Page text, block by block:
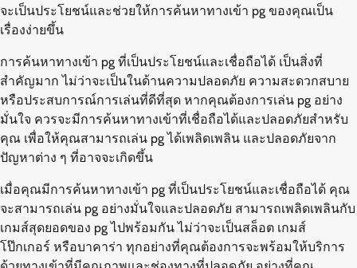
จะเป็นประโยชน์และช่วยให้การค้นหาทางเข้า pg ของคุณเป็น
เรื่องง่ายขึ้น
การค้นหาทางเข้า pg ที่เป็นประโยชน์และเชื่อถือได้ เป็นสิ่งที่
สำคัญมาก ไม่ว่าจะเป็นในด้านความปลอดภัย ความสะดวกสบาย
หรือประสบการณ์การเล่นที่ดีที่สุด หากคุณต้องการเล่น pg อย่าง
มั่นใจ ควรจะมีการค้นหาทางเข้าที่เชื่อถือได้และปลอดภัยสำหรับ
คุณ เพื่อให้คุณสามารถเล่น pg ได้เพลิดเพลิน และปลอดภัยจาก
ปัญหาต่าง ๆ ที่อาจจะเกิดขึ้น
เมื่อคุณมีการค้นหาทางเข้า pg ที่เป็นประโยชน์และเชื่อถือได้ คุณ
จะสามารถเล่น pg อย่างมั่นใจและปลอดภัย สามารถเพลิดเพลินกับ
เกมส์สุดยอดของ pg ไปพร้อมกัน ไม่ว่าจะเป็นสล็อต เกมส์
โป๊กเกอร์ หรือบาคาร่า ทุกอย่างที่คุณต้องการจะพร้อมให้บริการ